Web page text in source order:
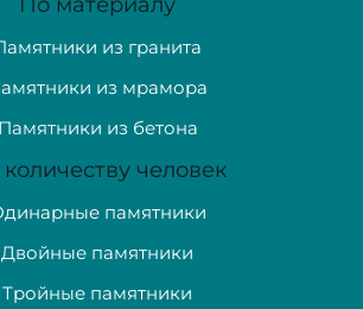
из гранита
из мрамора
Памятники из бетона
человек
памятники
Двойные памятники
Тройные памятники